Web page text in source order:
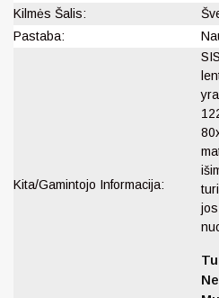
Kilmės Šalis:
Pastaba:
Kita/Gamintojo Informacija: